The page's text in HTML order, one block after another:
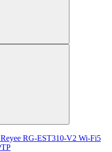
RG-EST310-V2 Wi-Fi5